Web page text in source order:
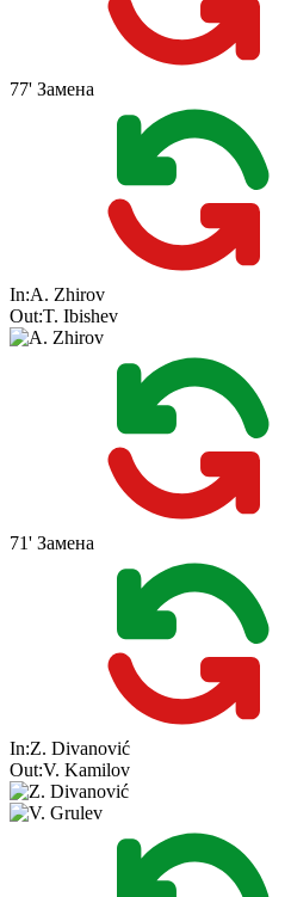
77' Замена
In:A. Zhirov
Out:T. Ibishev
71' Замена
In:Z. Divanović
Out:V. Kamilov